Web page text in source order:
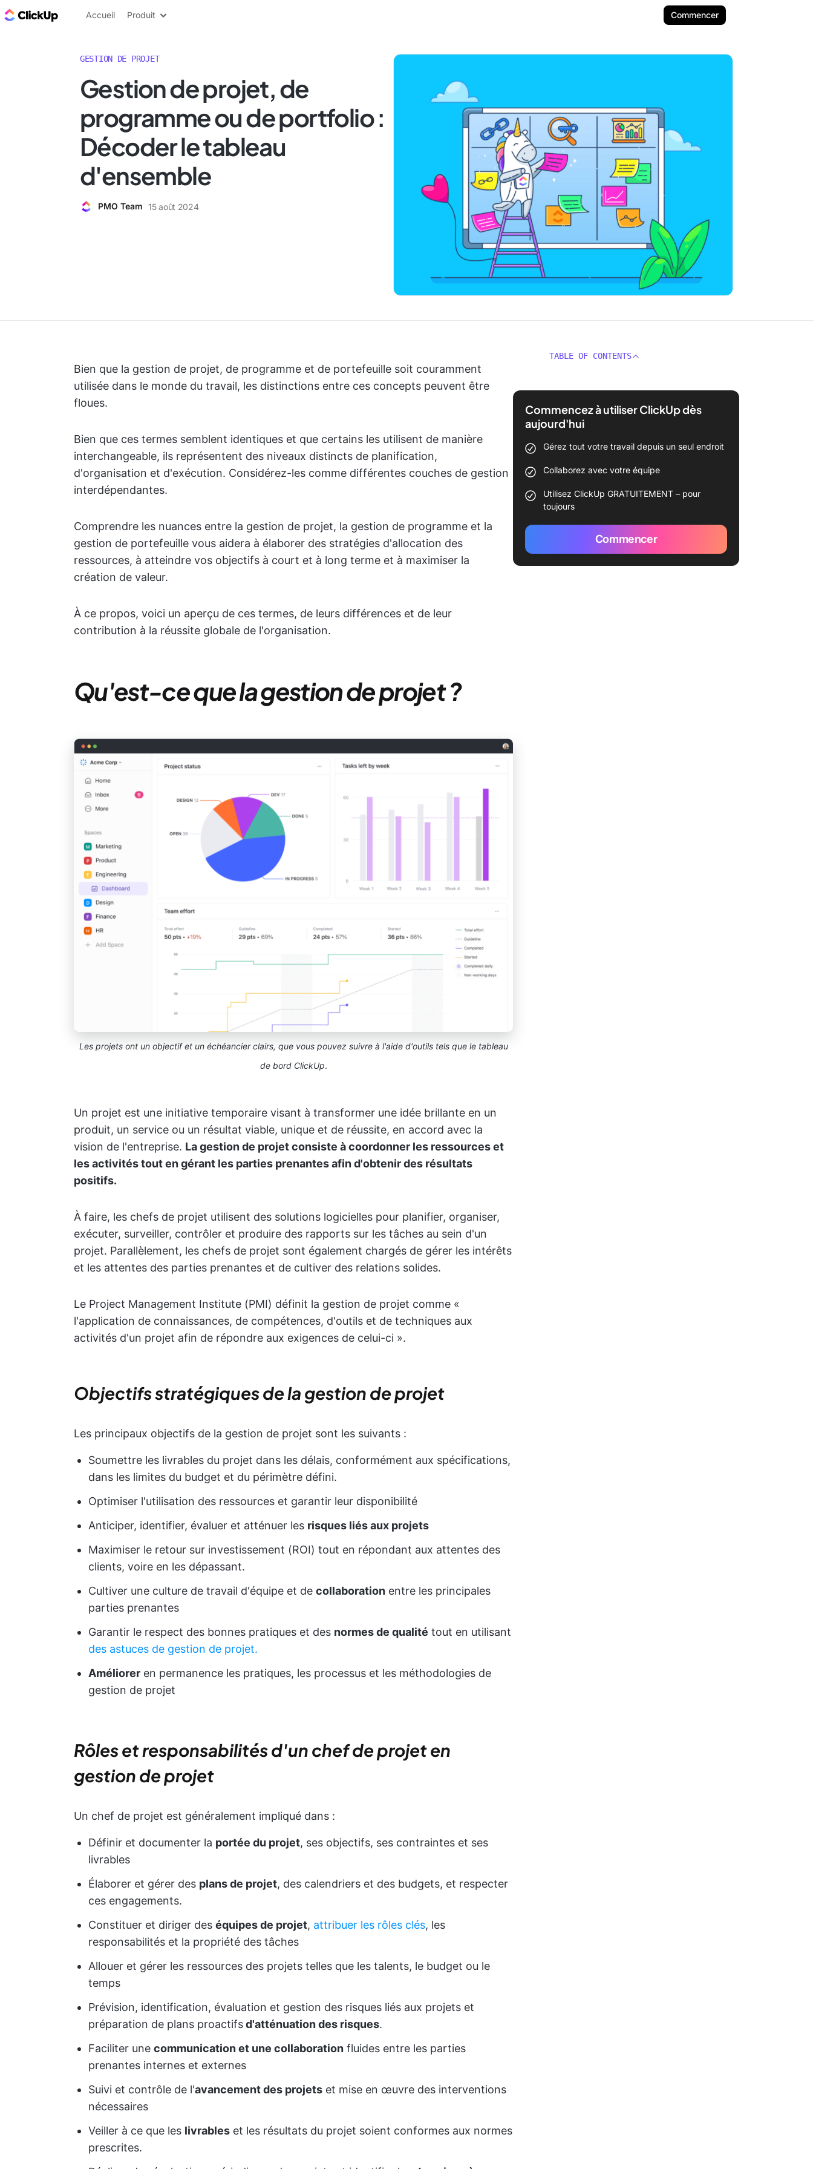
ClickUp Blog
Accueil Produit Commencer
GESTION DE PROJET
Gestion de projet, de
programme ou de portfolio :
Décoder le tableau
d'ensemble
PMO Team 15 août 2024
Bien que la gestion de projet, de programme et de portefeuille soit couramment
utilisée dans le monde du travail, les distinctions entre ces concepts peuvent être
floues.
Bien que ces termes semblent identiques et que certains les utilisent de manière
interchangeable, ils représentent des niveaux distincts de planification,
d'organisation et d'exécution. Considérez-les comme différentes couches de gestion
interdépendantes.
Comprendre les nuances entre la gestion de projet, la gestion de programme et la
gestion de portefeuille vous aidera à élaborer des stratégies d'allocation des
ressources, à atteindre vos objectifs à court et à long terme et à maximiser la
création de valeur.
À ce propos, voici un aperçu de ces termes, de leurs différences et de leur
contribution à la réussite globale de l'organisation.
Qu'est-ce que la gestion de projet ?
Les projets ont un objectif et un échéancier clairs, que vous pouvez suivre à l'aide d'outils tels que le tableau
de bord ClickUp.
Un projet est une initiative temporaire visant à transformer une idée brillante en un
produit, un service ou un résultat viable, unique et de réussite, en accord avec la
vision de l'entreprise. La gestion de projet consiste à coordonner les ressources et
les activités tout en gérant les parties prenantes afin d'obtenir des résultats
positifs.
À faire, les chefs de projet utilisent des solutions logicielles pour planifier, organiser,
exécuter, surveiller, contrôler et produire des rapports sur les tâches au sein d'un
projet. Parallèlement, les chefs de projet sont également chargés de gérer les intérêts
et les attentes des parties prenantes et de cultiver des relations solides.
Le Project Management Institute (PMI) définit la gestion de projet comme «
l'application de connaissances, de compétences, d'outils et de techniques aux
activités d'un projet afin de répondre aux exigences de celui-ci ».
Objectifs stratégiques de la gestion de projet
Les principaux objectifs de la gestion de projet sont les suivants :
Soumettre les livrables du projet dans les délais, conformément aux spécifications,
dans les limites du budget et du périmètre défini.
Optimiser l'utilisation des ressources et garantir leur disponibilité
Anticiper, identifier, évaluer et atténuer les risques liés aux projets
Maximiser le retour sur investissement (ROI) tout en répondant aux attentes des
clients, voire en les dépassant.
Cultiver une culture de travail d'équipe et de collaboration entre les principales
parties prenantes
Garantir le respect des bonnes pratiques et des normes de qualité tout en utilisant
des astuces de gestion de projet.
Améliorer en permanence les pratiques, les processus et les méthodologies de
gestion de projet
Rôles et responsabilités d'un chef de projet en
gestion de projet
Un chef de projet est généralement impliqué dans :
Définir et documenter la portée du projet, ses objectifs, ses contraintes et ses
livrables
Élaborer et gérer des plans de projet, des calendriers et des budgets, et respecter
ces engagements.
Constituer et diriger des équipes de projet, attribuer les rôles clés, les
responsabilités et la propriété des tâches
Allouer et gérer les ressources des projets telles que les talents, le budget ou le
temps
Prévision, identification, évaluation et gestion des risques liés aux projets et
préparation de plans proactifsd'atténuation des risques.
Faciliter une communication et une collaboration fluides entre les parties
prenantes internes et externes
Suivi et contrôle de l'avancement des projets et mise en œuvre des interventions
nécessaires
Veiller à ce que les livrables et les résultats du projet soient conformes aux normes
prescrites.
TABLE OF CONTENTS
Commencez à utiliser ClickUp dès
aujourd'hui
Gérez tout votre travail depuis un seul endroit
Collaborez avec votre équipe
Utilisez ClickUp GRATUITEMENT – pour
toujours
Commencer